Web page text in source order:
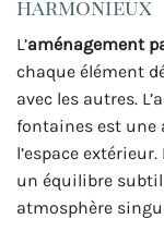
harmonieux
L’aménagement
chaque élément
avec les autres.
fontaines est
l’espace
un équilibre subtil
atmosphère